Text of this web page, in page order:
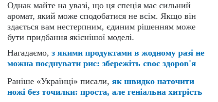
Однак майте на увазі, що ця спеція має сильний
аромат, який може сподобатися не всім. Якщо він
здається вам нестерпним, єдиним рішенням може
бути придбання якіснішої моделі.
Нагадаємо, з якими продуктами в жодному разі не
можна поєднувати рис: збережіть своє здоров'я
Раніше «Українці» писали, як швидко наточити
ножі без точилки: проста, але геніальна хитрість